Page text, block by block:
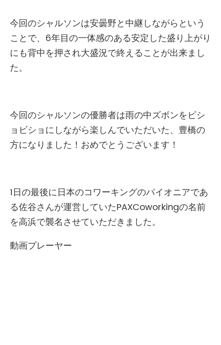
今回のシャルソンは安曇野と中継しながらという
ことで、6年目の一体感のある安定した盛り上がり
にも背中を押され大盛況で終えることが出来まし
た。
今回のシャルソンの優勝者は雨の中ズボンをビシ
ョビショにしながら楽しんでいただいた、豊橋の
方になりました！おめでとうございます！
1日の最後に日本のコワーキングのパイオニアであ
る佐谷さんが運営していたPAXCoworkingの名前
を高浜で襲名させていただきました。
動画プレーヤー